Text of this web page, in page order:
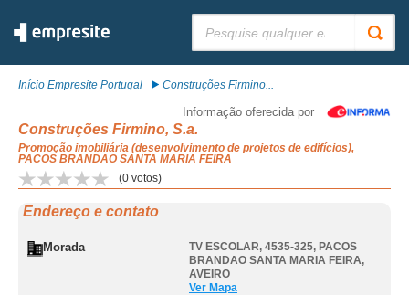
Início Empresite Portugal Construções Firmino...
Informação oferecida por
Construções Firmino, S.a.
Promoção imobiliária (desenvolvimento de projetos de edifícios),
PACOS BRANDAO SANTA MARIA FEIRA
(0 votos)
Endereço e contato
Morada TV ESCOLAR, 4535-325, PACOS
BRANDAO SANTA MARIA FEIRA,
AVEIRO
Ver Mapa